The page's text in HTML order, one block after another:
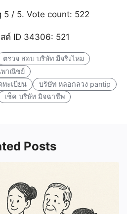
5/ 5. Vote count: 522
ต์ ID 34306: 521
ตรวจ สอบ บริษัท มีจริงไหม
พาณิชย์
ะเบียน
บริษัท หลอกลวง pantip
เช็ค บริษัท มิจฉาชีพ
Posts